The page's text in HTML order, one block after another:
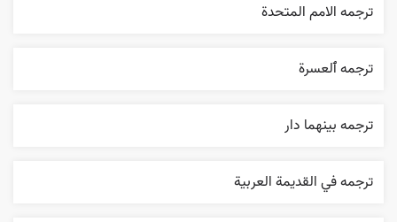
ترجمه الامم المتحدة
ترجمه ٱلعسرة
ترجمه بينهما دار
ترجمه في القديمة العربية